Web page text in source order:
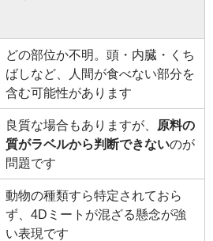
どの部位か不明。頭・内臓・くち
ばしなど、人間が食べない部分を
含む可能性があります
良質な場合もありますが、
原料の
質がラベルから判断できないのが
問題です
動物の種類すら特定されておら
ず、4Dミートが混ざる懸念が強
い表現です